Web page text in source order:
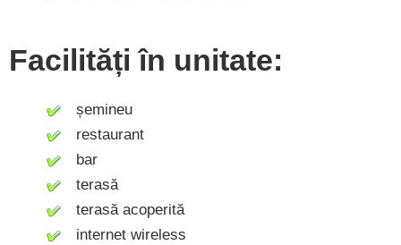
Facilități în unitate:
șemineu
restaurant
bar
terasă
terasă acoperită
internet wireless